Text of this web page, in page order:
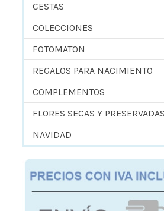
CESTAS
COLECCIONES
FOTOMATON
REGALOS PARA NACIMIENTO
COMPLEMENTOS
FLORES SECAS Y PRESERVADAS
NAVIDAD